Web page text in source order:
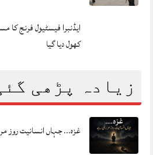
ایڈنبرا فیسٹیول فرنج کا
کھول دیا گیا
زیادہ پڑھی
غزہ… جہاں انسانیت روز